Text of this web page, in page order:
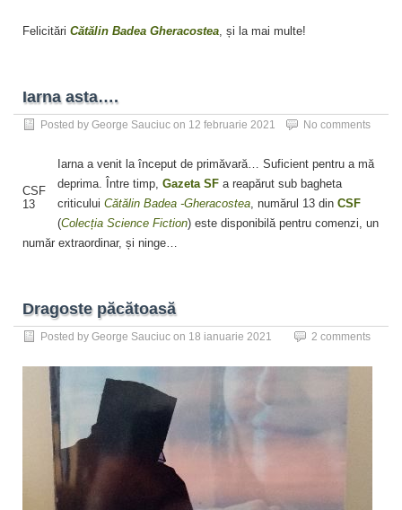
Felicitări Cătălin Badea Gheracostea, și la mai multe!
Iarna asta….
Posted by George Sauciuc on 12 februarie 2021 No comments
CSF
13
Iarna a venit la început de primăvară… Suficient pentru a mă
deprima. Între timp, Gazeta SF a reapărut sub bagheta
criticului Cătălin Badea -Gheracostea, numărul 13 din CSF
(Colecția Science Fiction) este disponibilă pentru comenzi, un
număr extraordinar, și ninge…
Dragoste păcătoasă
Posted by George Sauciuc on 18 ianuarie 2021 2 comments